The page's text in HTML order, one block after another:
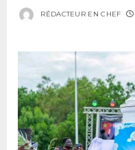
RÉDACTEUR EN CHEF